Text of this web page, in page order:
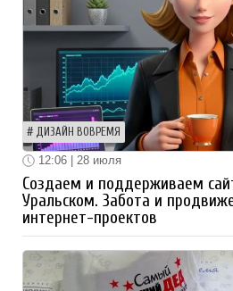
ДИЗАЙН ВОВРЕМЯ
12:06 | 28 июля
Создаем и поддерживаем
Уральском. Забота и
интернет-проектов